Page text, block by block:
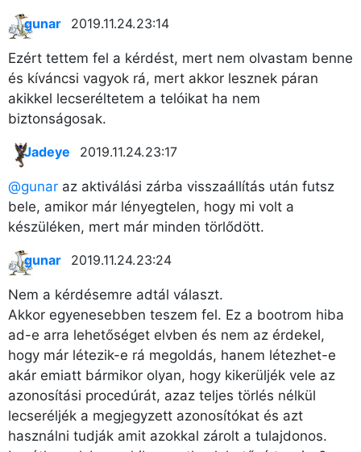
gunar 2019.11.24. 23:14
Ezért tettem fel a kérdést, mert nem olvastam benne
és kíváncsi vagyok rá, mert akkor lesznek páran
akikkel lecseréltetem a telóikat ha nem
biztonságosak.
Jadeye 2019.11.24. 23:17
@gunar az aktiválási zárba visszaállítás után futsz
bele, amikor már lényegtelen, hogy mi volt a
készüléken, mert már minden törlődött.
gunar 2019.11.24. 23:24
Nem a kérdésemre adtál választ.
Akkor egyenesebben teszem fel. Ez a bootrom hiba
ad-e arra lehetőséget elvben és nem az érdekel,
hogy már létezik-e rá megoldás, hanem létezhet-e
akár emiatt bármikor olyan, hogy kikerüljék vele az
azonosítási procedúrát, azaz teljes törlés nélkül
lecseréljék a megjegyzett azonosítókat és azt
használni tudják amit azokkal zárolt a tulajdonos.